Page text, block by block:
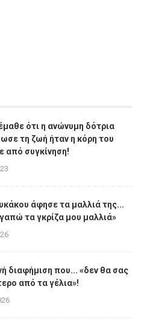
ότι η ανώνυμη δότρια
τη ζωή ήταν η κόρη του
από συγκίνηση!
άφησε τα μαλλιά της...
τα γκρίζα μου μαλλιά»
διαφήμιση που... «δεν θα σας
από τα γέλια»!